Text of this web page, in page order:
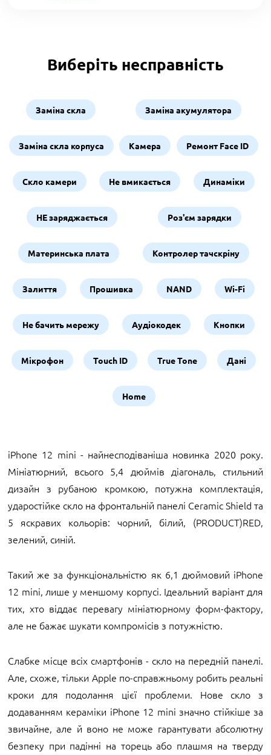
Виберіть несправність
Заміна скла Заміна акумулятора
Заміна скла корпуса Камера Ремонт Face ID
Скло камери Не вмикається Динаміки
НЕ заряджається Роз'єм зарядки
Материнська плата Контролер тачскріну
Залиття Прошивка NAND Wi-Fi
Не бачить мережу Аудіокодек Кнопки
Мікрофон Touch ID True Tone Дані
Home
iPhone 12 mini - найнесподіваніша новинка 2020 року.
Мініатюрний, всього 5,4 дюймів діагональ, стильний
дизайн з рубаною кромкою, потужна комплектація,
ударостійке скло на фронтальній панелі Ceramic Shield та
5 яскравих кольорів: чорний, білий, (PRODUCT)RED,
зелений, синій.
Такий же за функціональністю як 6,1 дюймовий iPhone
12 mini, лише у меншому корпусі. Ідеальний варіант для
тих, хто віддає перевагу мініатюрному форм-фактору,
але не бажає шукати компромісів з потужністю.
Слабке місце всіх смартфонів - скло на передній панелі.
Але, схоже, тільки Apple по-справжньому робить реальні
кроки для подолання цієї проблеми. Нове скло з
додаванням кераміки iPhone 12 mini значно стійкіше за
звичайне, але й воно не може гарантувати абсолютну
безпеку при падінні на торець або плашмя на тверду